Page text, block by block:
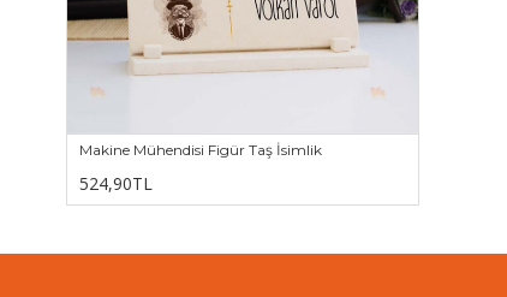
Makine Mühendisi Figür Taş İsimlik
524,90TL